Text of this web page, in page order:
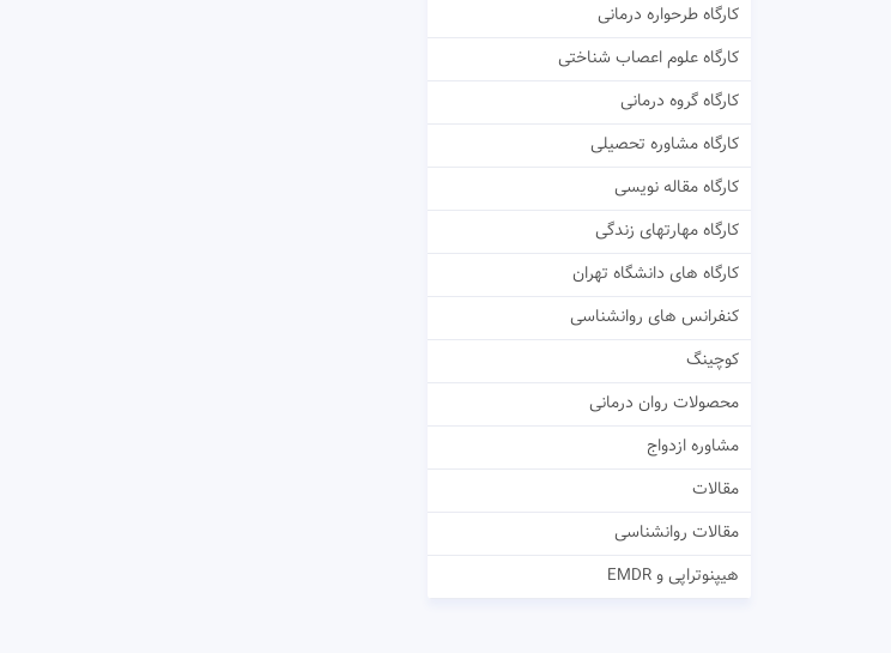
کارگاه طرحواره درمانی
کارگاه علوم اعصاب شناختی
کارگاه گروه درمانی
کارگاه مشاوره تحصیلی
کارگاه مقاله نویسی
کارگاه مهارتهای زندگی
کارگاه های دانشگاه تهران
کنفرانس های روانشناسی
کوچینگ
محصولات روان درمانی
مشاوره ازدواج
مقالات
مقالات روانشناسی
هیپنوتراپی و EMDR